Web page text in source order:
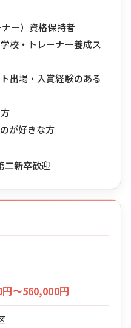
ー）資格保持者
校・トレーナー養成ス
出場・入賞経験のある
が好きな方
二新卒歓迎
〜560,000円